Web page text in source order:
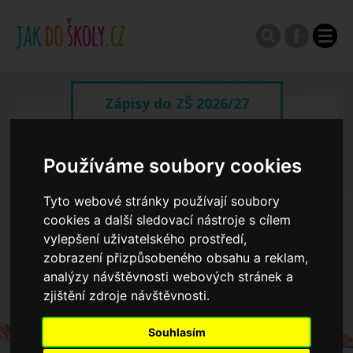
Používáme soubory cookies
Tyto webové stránky používají soubory
cookies a další sledovací nástroje s cílem
vylepšení uživatelského prostředí,
zobrazení přizpůsobeného obsahu a reklam,
analýzy návštěvnosti webových stránek a
zjištění zdroje návštěvnosti.
Souhlasím
Zápisy do ZŠ 2026/27
Výroční zprávy
Spádové oblasti ZŠ
Koncepce školství
Dny otevřených dveří ZŠ